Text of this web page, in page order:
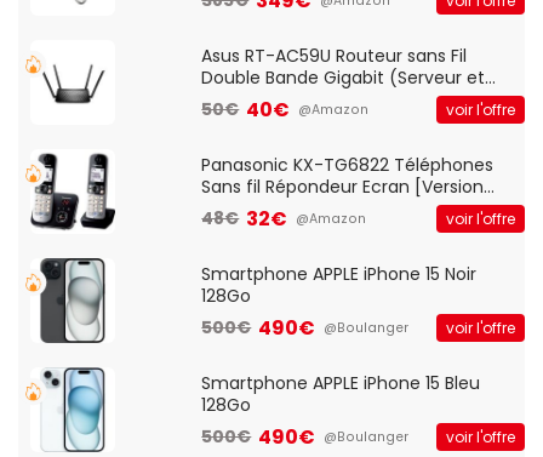
pre-ampli intégré et port USB
Asus RT-AC59U Routeur sans Fil
Double Bande Gigabit (Serveur et
Client VPN, Triple Vlan, Mode Point
d'accès et Bridge, contrôle Parental,
50€ 40€ @Amazon voir l'offre
Panasonic KX-TG6822 Téléphones
Sans fil Répondeur Ecran [Version
Française]
48€ 32€ @Amazon voir l'offre
Smartphone APPLE iPhone 15 Noir
128Go
500€ 490€ @Boulanger voir l'offre
Smartphone APPLE iPhone 15 Bleu
128Go
500€ 490€ @Boulanger voir l'offre